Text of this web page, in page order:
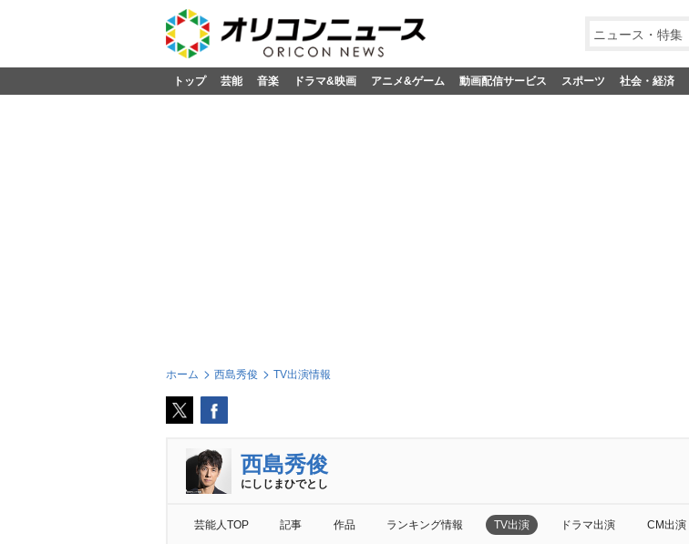
ニュース・特集
トップ 芸能 音楽 ドラマ&映画 アニメ&ゲーム 動画配信サービス スポーツ 社会・経済
ホーム 西島秀俊 TV出演情報
西島秀俊
にしじまひでとし
芸能人TOP 記事 作品 ランキング情報 TV出演 ドラマ出演 CM出演